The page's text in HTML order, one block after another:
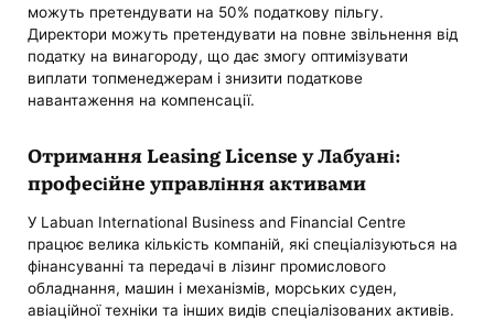
можуть претендувати на 50% податкову пільгу.
Директори можуть претендувати на повне звільнення від
податку на винагороду, що дає змогу оптимізувати
виплати топменеджерам і знизити податкове
навантаження на компенсації.
Отримання Leasing License у Лабуані:
професійне управління активами
У Labuan International Business and Financial Centre
працює велика кількість компаній, які спеціалізуються на
фінансуванні та передачі в лізинг промислового
обладнання, машин і механізмів, морських суден,
авіаційної техніки та інших видів спеціалізованих активів.